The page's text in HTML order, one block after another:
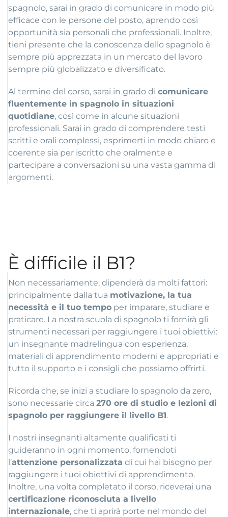
spagnolo, sarai in grado di comunicare in modo più
efficace con le persone del posto, aprendo così
opportunità sia personali che professionali. Inoltre,
tieni presente che la conoscenza dello spagnolo è
sempre più apprezzata in un mercato del lavoro
sempre più globalizzato e diversificato.
Al termine del corso, sarai in grado di comunicare
fluentemente in spagnolo in situazioni
quotidiane, così come in alcune situazioni
professionali. Sarai in grado di comprendere testi
scritti e orali complessi, esprimerti in modo chiaro e
coerente sia per iscritto che oralmente e
partecipare a conversazioni su una vasta gamma di
argomenti.
È difficile il B1?
Non necessariamente, dipenderà da molti fattori:
principalmente dalla tua motivazione, la tua
necessità e il tuo tempo per imparare, studiare e
praticare. La nostra scuola di spagnolo ti fornirà gli
strumenti necessari per raggiungere i tuoi obiettivi:
un insegnante madrelingua con esperienza,
materiali di apprendimento moderni e appropriati e
tutto il supporto e i consigli che possiamo offrirti.
Ricorda che, se inizi a studiare lo spagnolo da zero,
sono necessarie circa 270 ore di studio e lezioni di
spagnolo per raggiungere il livello B1.
I nostri insegnanti altamente qualificati ti
guideranno in ogni momento, fornendoti
l’attenzione personalizzata di cui hai bisogno per
raggiungere i tuoi obiettivi di apprendimento.
Inoltre, una volta completato il corso, riceverai una
certificazione riconosciuta a livello
internazionale, che ti aprirà porte nel mondo del